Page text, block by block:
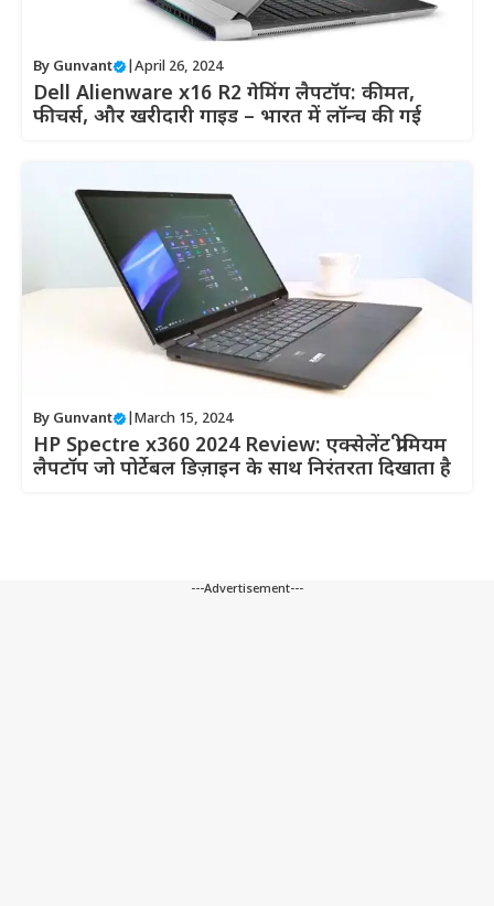
By Gunvant April 26, 2024
Dell Alienware x16 R2 गेमिंग लैपटॉप: कीमत,
फीचर्स, और खरीदारी गाइड – भारत में लॉन्च की गई
By Gunvant March 15, 2024
HP Spectre x360 2024 Review: एक्सेलेंट प्रीमियम
लैपटॉप जो पोर्टेबल डिज़ाइन के साथ निरंतरता दिखाता है
---Advertisement---